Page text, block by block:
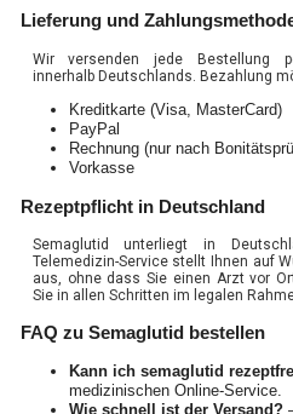
Lieferung und
Wir versenden jede Bestellung
innerhalb Deutschlands. Bezahlung
Kreditkarte (Visa, MasterCard)
PayPal
Rechnung (nur nach
Vorkasse
Rezeptpflicht in Deutschland
Semaglutid unterliegt in
Telemedizin-Service stellt Ihnen auf
aus, ohne dass Sie einen Arzt vor
Sie in allen Schritten im legalen
FAQ zu Semaglutid bestellen
Kann ich semaglutid
medizinischen Online-Service.
Wie schnell ist der Versand?